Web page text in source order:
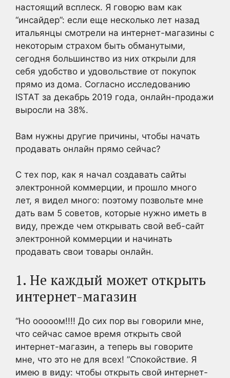
настоящий всплеск. Я говорю вам как
“инсайдер”: если еще несколько лет назад
итальянцы смотрели на интернет-магазины с
некоторым страхом быть обманутыми,
сегодня большинство из них открыли для
себя удобство и удовольствие от покупок
прямо из дома. Согласно исследованию
ISTAT за декабрь 2019 года, онлайн-продажи
выросли на 38%.
Вам нужны другие причины, чтобы начать
продавать онлайн прямо сейчас?
С тех пор, как я начал создавать сайты
электронной коммерции, и прошло много
лет, я видел много: поэтому позвольте мне
дать вам 5 советов, которые нужно иметь в
виду, прежде чем открывать свой веб-сайт
электронной коммерции и начинать
продавать свои товары онлайн.
1. Не каждый может открыть
интернет-магазин
“Но ооооом!!!! До сих пор вы говорили мне,
что сейчас самое время открыть свой
интернет-магазин, а теперь вы говорите
мне, что это не для всех! ”Спокойствие. Я
имею в виду: чтобы открыть свой интернет-